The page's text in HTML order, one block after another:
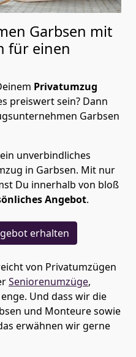
Garbsen mit
für einen
Privatumzug
preiswert sein? Dann
Garbsen
unverbindliches
in Garbsen. Mit nur
Du innerhalb von bloß
Angebot.
erhalten
von Privatumzügen
Seniorenumzüge,
Und dass wir die
und Monteure sowie
erwähnen wir gerne